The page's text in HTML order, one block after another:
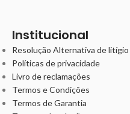
Institucional
Resolução Alternativa de litígio
Políticas de privacidade
Livro de reclamações
Termos e Condições
Termos de Garantia